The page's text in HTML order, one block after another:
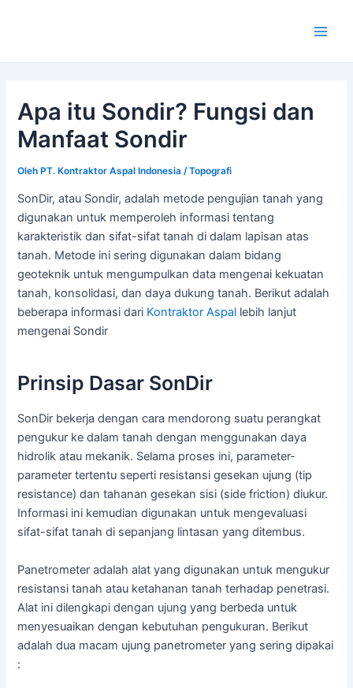
Apa itu Sondir? Fungsi dan
Manfaat Sondir
OlehPT. Kontraktor Aspal Indonesia /Topografi
SonDir, atau Sondir, adalah metode pengujian tanah yang
digunakan untuk memperoleh informasi tentang
karakteristik dan sifat-sifat tanah di dalam lapisan atas
tanah. Metode ini sering digunakan dalam bidang
geoteknik untuk mengumpulkan data mengenai kekuatan
tanah, konsolidasi, dan daya dukung tanah. Berikut adalah
beberapa informasi dari Kontraktor Aspal lebih lanjut
mengenai Sondir
Prinsip Dasar SonDir
SonDir bekerja dengan cara mendorong suatu perangkat
pengukur ke dalam tanah dengan menggunakan daya
hidrolik atau mekanik. Selama proses ini, parameter-
parameter tertentu seperti resistansi gesekan ujung (tip
resistance) dan tahanan gesekan sisi (side friction) diukur.
Informasi ini kemudian digunakan untuk mengevaluasi
sifat-sifat tanah di sepanjang lintasan yang ditembus.
Panetrometer adalah alat yang digunakan untuk mengukur
resistansi tanah atau ketahanan tanah terhadap penetrasi.
Alat ini dilengkapi dengan ujung yang berbeda untuk
menyesuaikan dengan kebutuhan pengukuran. Berikut
adalah dua macam ujung panetrometer yang sering dipakai
: